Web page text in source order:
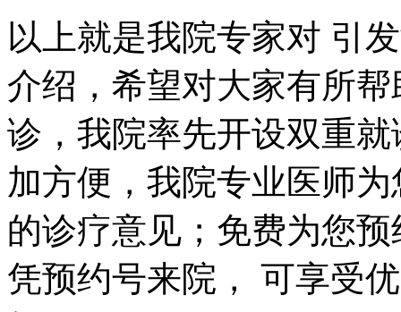
以上就是我院专家对 引
介绍，希望对大家有所
诊，我院率先开设双重
加方便，我院专业医师
的诊疗意见；免费为您
凭预约号来院， 可享受